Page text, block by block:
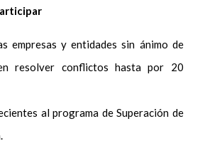
empresas y entidades sin ánimo de
resolver conflictos hasta por 20
al programa de Superación de